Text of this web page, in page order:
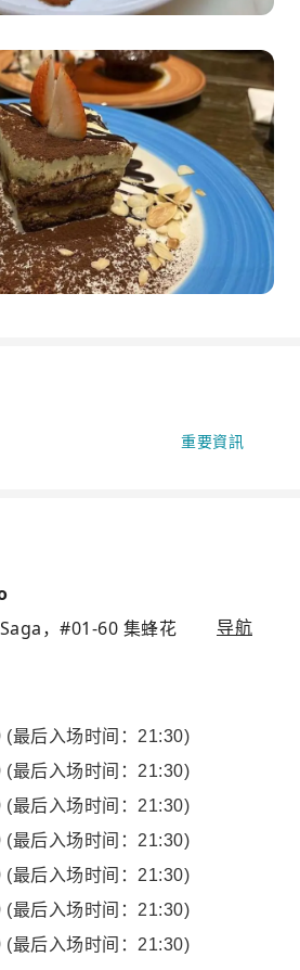
重要資訊
，#01-60 集蜂花
导航
(最后入场时间：21:30)
(最后入场时间：21:30)
(最后入场时间：21:30)
(最后入场时间：21:30)
(最后入场时间：21:30)
(最后入场时间：21:30)
(最后入场时间：21:30)